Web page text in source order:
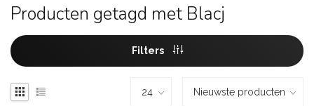
Producten getagd met Blacj
Filters